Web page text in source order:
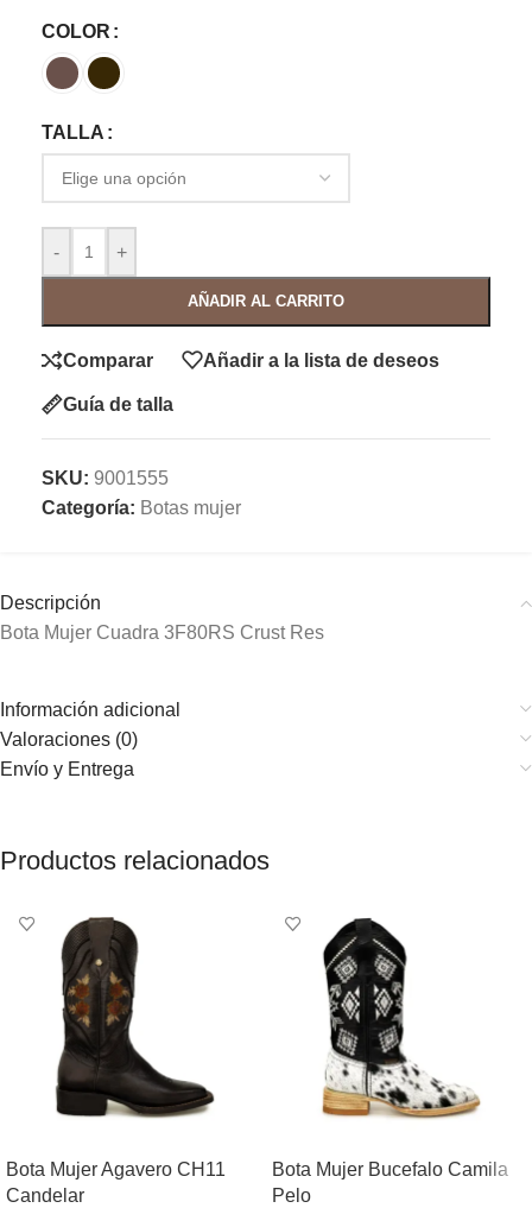
COLOR
TALLA
- +
AÑADIR AL CARRITO
Comparar Añadir a la lista de deseos
Guía de talla
SKU: 9001555
Categoría: Botas mujer
Descripción
Bota Mujer Cuadra 3F80RS Crust Res
Información adicional
Valoraciones (0)
Envío y Entrega
Productos relacionados
Bota Mujer Agavero CH11
Candelar
Bota Mujer Bucefalo Camila
Pelo